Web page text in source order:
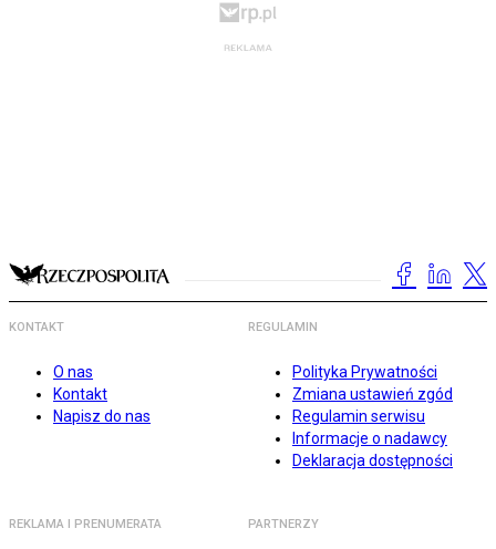
KONTAKT
O nas
Kontakt
Napisz do nas
REGULAMIN
Polityka Prywatności
Zmiana ustawień zgód
Regulamin serwisu
Informacje o nadawcy
Deklaracja dostępności
REKLAMA I PRENUMERATA PARTNERZY